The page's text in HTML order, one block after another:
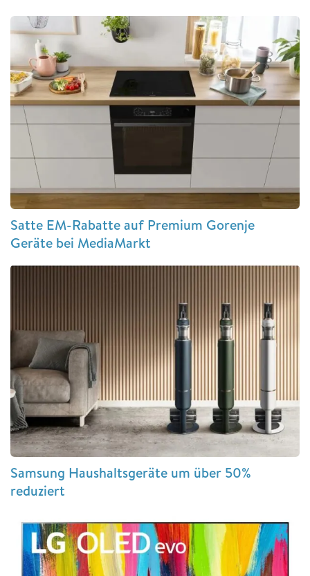
Satte EM-Rabatte auf Premium Gorenje
Geräte bei MediaMarkt
Samsung Haushaltsgeräte um über 50%
reduziert